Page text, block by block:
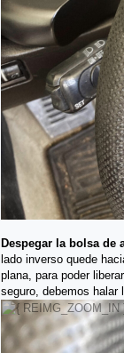
Despegar la bolsa de
lado inverso quede
plana, para poder
seguro, debemos halar